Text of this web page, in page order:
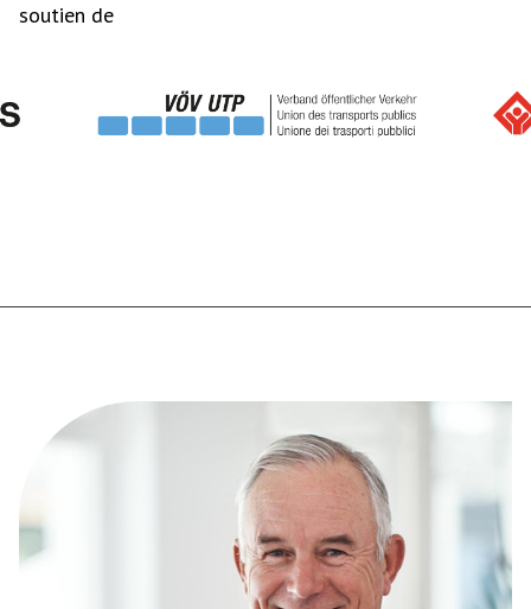
soutien de